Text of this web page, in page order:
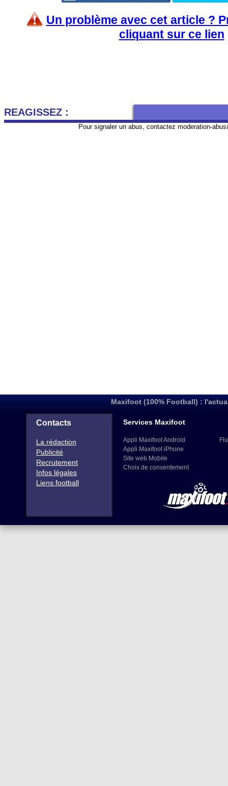
Un problème avec cet article ?
cliquant sur ce lien
REAGISSEZ :
Pour signaler un abus, contactez moderation-
Maxifoot (100% Football) :
Contacts
La rédaction
Publicité
Recrutement
Infos légales
Liens football
Services Maxifoot
Appli Maxifoot Android
Appli Maxifoot iPhone
Site web Mobile
Choix de consentement